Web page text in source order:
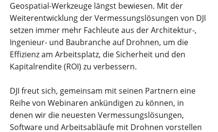
Geospatial-Werkzeuge längst bewiesen. Mit der
Weiterentwicklung der Vermessungslösungen von DJI
setzen immer mehr Fachleute aus der Architektur-,
Ingenieur- und Baubranche auf Drohnen, um die
Effizienz am Arbeitsplatz, die Sicherheit und den
Kapitalrendite (ROI) zu verbessern.
DJI freut sich, gemeinsam mit seinen Partnern eine
Reihe von Webinaren ankündigen zu können, in
denen wir die neuesten Vermessungslösungen,
Software und Arbeitsabläufe mit Drohnen vorstellen